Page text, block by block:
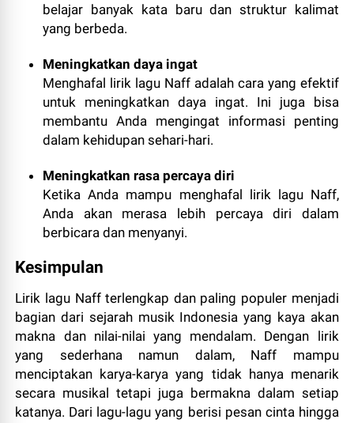
belajar banyak kata baru dan struktur kalimat
yang berbeda.
Meningkatkan daya ingat
Menghafal lirik lagu Naff adalah cara yang efektif
untuk meningkatkan daya ingat. Ini juga bisa
membantu Anda mengingat informasi penting
dalam kehidupan sehari-hari.
Meningkatkan rasa percaya diri
Ketika Anda mampu menghafal lirik lagu Naff,
Anda akan merasa lebih percaya diri dalam
berbicara dan menyanyi.
Kesimpulan
Lirik lagu Naff terlengkap dan paling populer menjadi
bagian dari sejarah musik Indonesia yang kaya akan
makna dan nilai-nilai yang mendalam. Dengan lirik
yang sederhana namun dalam, Naff mampu
menciptakan karya-karya yang tidak hanya menarik
secara musikal tetapi juga bermakna dalam setiap
katanya. Dari lagu-lagu yang berisi pesan cinta hingga